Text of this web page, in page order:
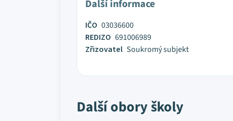
Další informace
IČO 03036600
REDIZO 691006989
Zřizovatel Soukromý subjekt
Další obory školy